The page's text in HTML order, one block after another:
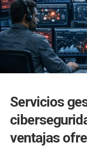
Servicios
ventajas